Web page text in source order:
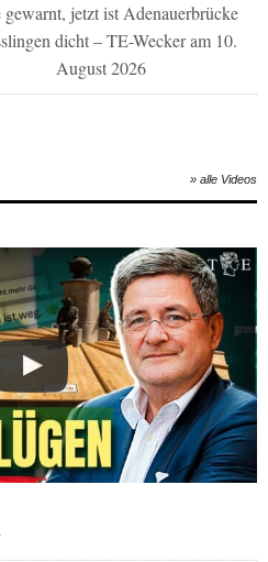
gewarnt, jetzt ist Adenauerbrücke
dicht – TE-Wecker am 10.
August 2026
» alle Videos